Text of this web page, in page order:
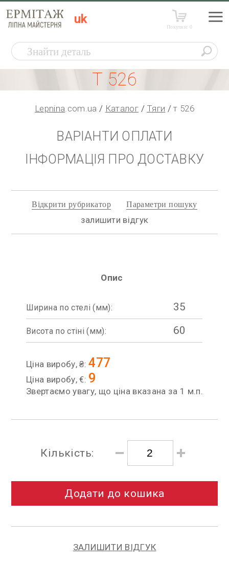
uk
Покупки:0
Т 526
Lepnina.com.ua Каталог Тяги т 526
ВАРІАНТИ ОПЛАТИ
ІНФОРМАЦІЯ ПРО ДОСТАВКУ
залишити відгук
Відкрити рубрикатор Параметри пошуку
Опис
Ширина по стелі (мм): 35
Висота по стіні (мм): 60
Ціна виробу, ₴:477
Ціна виробу, €: 9
Звертаємо увагу, що ціна вказана за 1 м.п.
Кількість:
Додати до кошика
ЗАЛИШИТИ ВІДГУК